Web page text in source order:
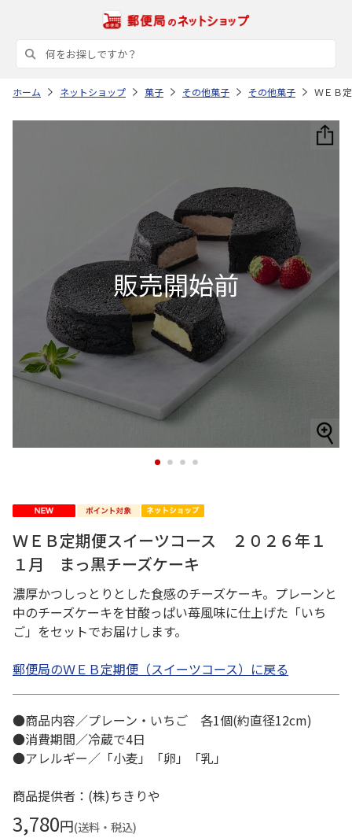
ホーム ネットショップ 菓子 その他菓子 その他菓子 ＷＥＢ
1 2 3 4
ＷＥＢ定期便スイーツコース ２０２６年１
１月 まっ黒チーズケーキ
濃厚かつしっとりとした食感のチーズケーキ。プレーンと
中のチーズケーキを甘酸っぱい苺風味に仕上げた「いち
ご」をセットでお届けします。
郵便局のＷＥＢ定期便（スイーツコース）に戻る
●商品内容／プレーン・いちご 各1個(約直径12cm)
●消費期間／冷蔵で4日
●アレルギー／「小麦」「卵」「乳」
商品提供者：(株)ちきりや
3,780円(送料・税込)